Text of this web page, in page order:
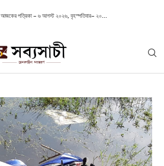
আজকের পত্রিকা – ৬ আগস্ট ২০২৬, বৃহস্পতিবার– ২০...